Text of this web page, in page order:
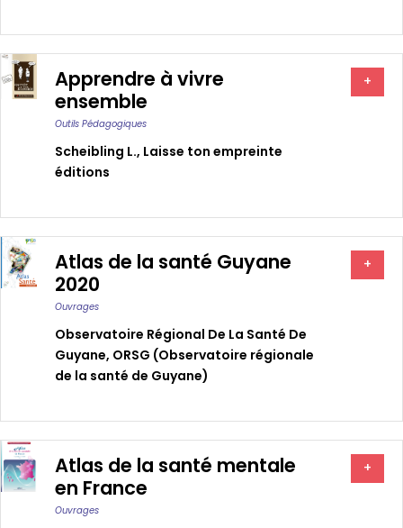
Apprendre à vivre
ensemble
Outils Pédagogiques
Scheibling L., Laisse ton empreinte
éditions
+
Atlas de la santé Guyane
2020
Ouvrages
Observatoire Régional De La Santé De
Guyane, ORSG (Observatoire régionale
de la santé de Guyane)
+
Atlas de la santé mentale
en France
Ouvrages
+